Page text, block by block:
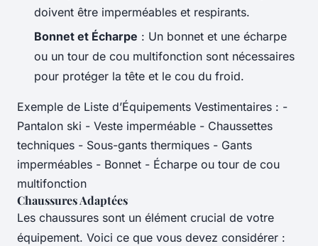
doivent être imperméables et respirants.
Bonnet et Écharpe : Un bonnet et une écharpe
ou un tour de cou multifonction sont nécessaires
pour protéger la tête et le cou du froid.
Exemple de Liste d’Équipements Vestimentaires : -
Pantalon ski - Veste imperméable - Chaussettes
techniques - Sous-gants thermiques - Gants
imperméables - Bonnet - Écharpe ou tour de cou
multifonction
Chaussures Adaptées
Les chaussures sont un élément crucial de votre
équipement. Voici ce que vous devez considérer :